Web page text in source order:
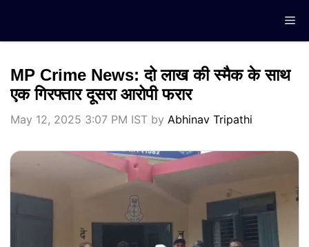
content
MP Crime News: दो लाख की स्मैक के साथ
एक गिरफ्तार दूसरा आरोपी फरार
May 12, 2025 3:07 PM IST by Abhinav Tripathi